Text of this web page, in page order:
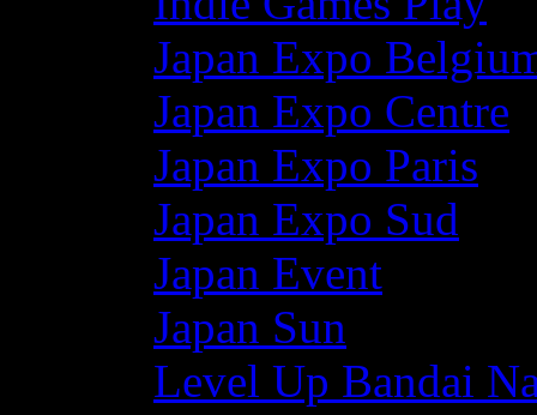
Japan Expo
Japan Expo Centre
Japan Expo Paris
Japan Expo Sud
Japan Event
Japan Sun
Level Up Bandai